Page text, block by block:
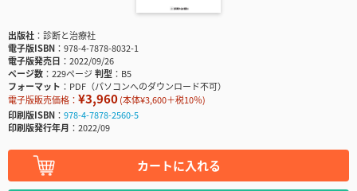
出版社
診断と治療社
電子版ISBN
978-4-7878-8032-1
電子版発売日
2022/09/26
ページ数
229ページ判型
B5
フォーマット
PDF（パソコンへのダウンロード不可）
電子版販売価格： ¥3,960(本体¥3,600＋税10％)
印刷版ISBN
978-4-7878-2560-5
印刷版発行年月
2022/09
カートに入れる